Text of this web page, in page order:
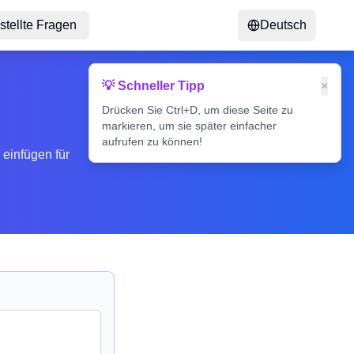
Fragen Deutsch
einfügen für
💡 Schneller Tipp
Drücken Sie Ctrl+D, um diese Seite zu
markieren, um sie später einfacher
aufrufen zu können!
×